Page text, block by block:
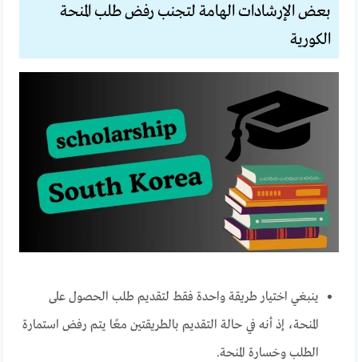
بعض الإرشادات الهامة لتجنب رفض طلب المنحة
الكورية
ينبغي اختيار طريقة واحدة فقط لتقديم طلب الحصول على
المنحة، إذ أنه في حالة التقديم بالطريقتين معًا يتم رفض استمارة
الطلب وخسارة المنحة.